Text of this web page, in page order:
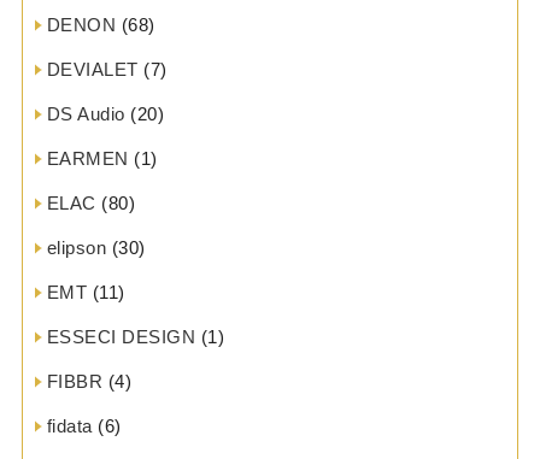
DENON (68)
DEVIALET (7)
DS Audio (20)
EARMEN (1)
ELAC (80)
elipson (30)
EMT (11)
ESSECI DESIGN (1)
FIBBR (4)
fidata (6)